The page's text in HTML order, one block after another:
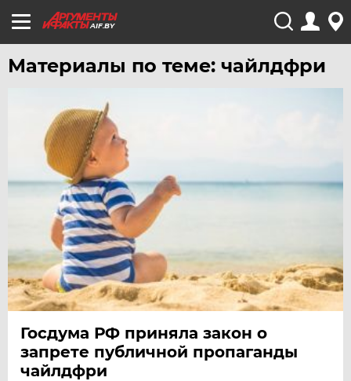
AIF.BY
Материалы по теме: чайлдфри
Госдума РФ приняла закон о
запрете публичной пропаганды
чайлдфри